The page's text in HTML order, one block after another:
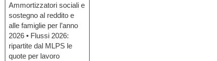
Ammortizzatori sociali e
sostegno al reddito e
alle famiglie per l’anno
2026 • Flussi 2026:
ripartite dal MLPS le
quote per lavoro